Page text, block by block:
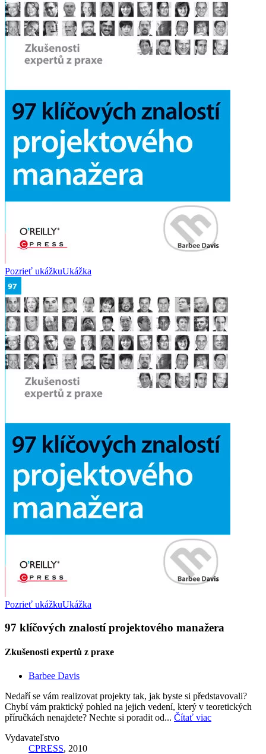
Pozrieť ukážkuUkážka
Pozrieť ukážkuUkážka
97 klíčových znalostí projektového manažera
Zkušenosti expertů z praxe
Barbee Davis
Nedaří se vám realizovat projekty tak, jak byste si představovali?
Chybí vám praktický pohled na jejich vedení, který v teoretických
příručkách nenajdete? Nechte si poradit od... Čítať viac
Vydavateľstvo
CPRESS, 2010